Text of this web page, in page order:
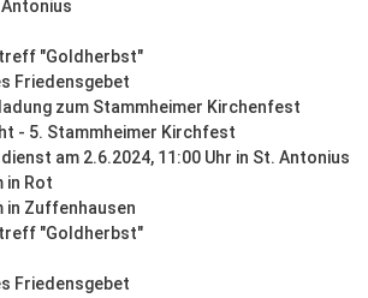
"Goldherbst"
Friedensgebet
zum Stammheimer Kirchenfest
- 5. Stammheimer Kirchfest
am 2.6.2024, 11:00 Uhr in St. Antonius
in Rot
in Zuffenhausen
"Goldherbst"
Friedensgebet